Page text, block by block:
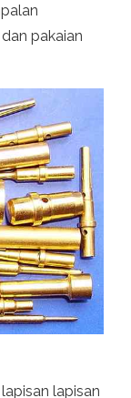
pakaian
lapisan